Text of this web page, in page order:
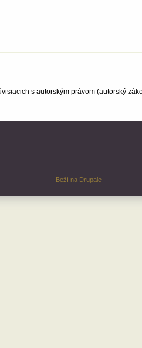
s autorským právom (autorský
Beží na Drupale